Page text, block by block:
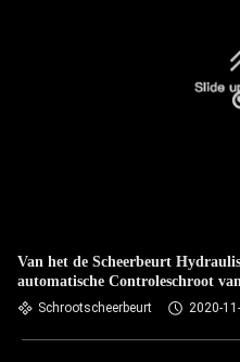
Van het de Scheerbeurt
automatische Controleschroot
Tankssnijmachine
Schrootscheerbeurt 2020-